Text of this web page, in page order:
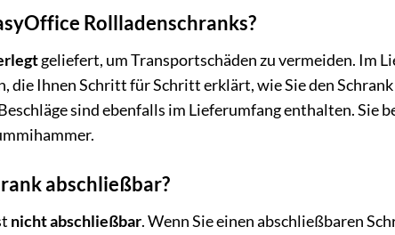
Rollladenschranks?
geliefert, um Transportschäden zu vermeiden. Im
die Ihnen Schritt für Schritt erklärt, wie Sie den
sind ebenfalls im Lieferumfang enthalten. Sie
abschließbar?
nicht abschließbar. Wenn Sie einen abschließbaren